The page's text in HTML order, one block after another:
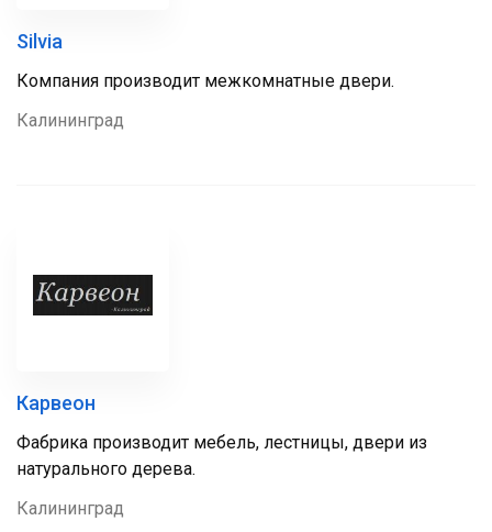
Silvia
Компания производит межкомнатные двери.
Калининград
Карвеон
Фабрика производит мебель, лестницы, двери из
натурального дерева.
Калининград